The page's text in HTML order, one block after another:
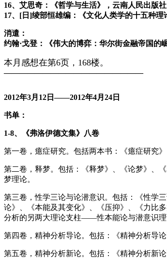
16、艾思奇：《哲学与生活》，云南人民出版社
17、[日]绫部恒雄编：《文化人类学的十五种理
消遣：
约翰·戈登：《伟大的博弈：华尔街金融帝国的
本月感想在第6页，168楼。
——————————————————
2012年3月 12日——2012年4月 24日
书单：
1-8、《弗洛伊德文集》八卷
第一卷，癔症研究。包括两本书：《癔症研究
第二卷，释梦。包括：《释梦》、《论梦》、
梦理论。
第三卷，性学三论与论潜意识。包括：《性学
论》、《本能及其变化》、《压抑》、《力比
分析的另两大理论支柱——性本能论与潜意识理
第四卷，精神分析导论。包括：《精神分析导
第五卷，精神分析新论。包括：《精神分析新